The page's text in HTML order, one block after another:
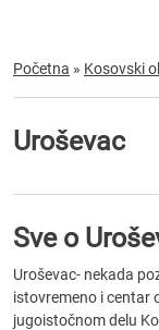
Početna » Kosovski
Uroševac
Sve o
Uroševac- nekada
istovremeno i centar
jugoistočnom delu